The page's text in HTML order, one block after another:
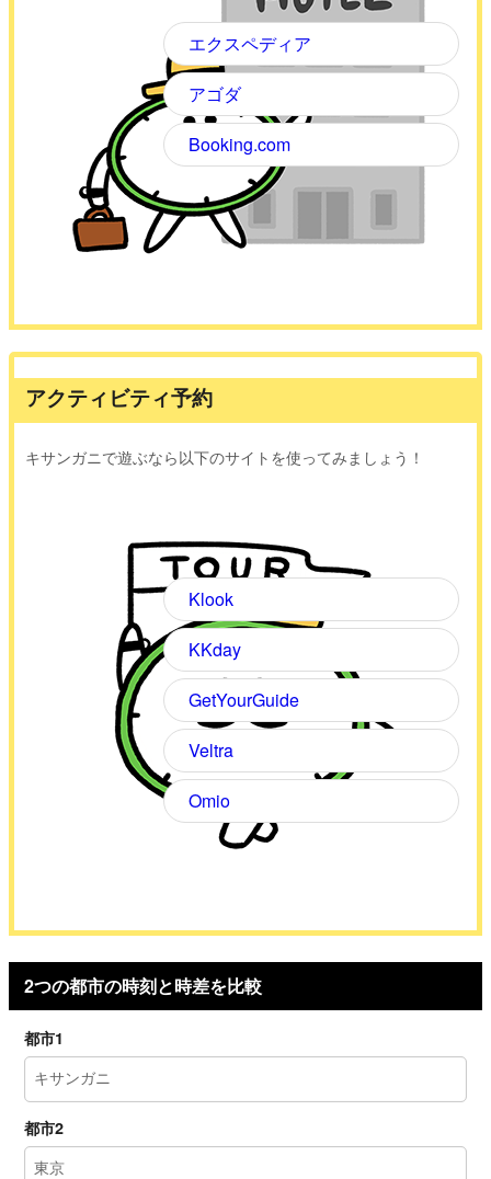
エクスペディア
アゴダ
Booking.com
アクティビティ予約
キサンガニで遊ぶなら以下のサイトを使ってみましょう！
Klook
KKday
GetYourGuide
Veltra
Omio
2つの都市の時刻と時差を比較
都市1
都市2